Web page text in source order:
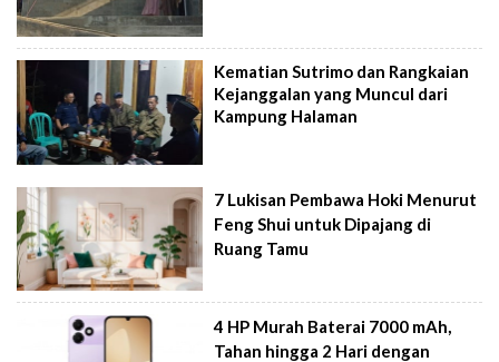
Kematian Sutrimo dan Rangkaian
Kejanggalan yang Muncul dari
Kampung Halaman
7 Lukisan Pembawa Hoki Menurut
Feng Shui untuk Dipajang di
Ruang Tamu
4 HP Murah Baterai 7000 mAh,
Tahan hingga 2 Hari dengan